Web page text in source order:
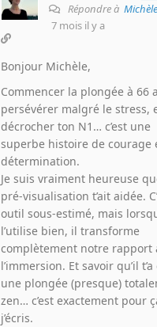
Répondre à
7 mois il y a
Bonjour Michèle,
Commencer la plongée à 66
persévérer malgré le stress,
décrocher ton N1… c’est une
superbe histoire de courage
détermination.
Je suis vraiment heureuse
pré-visualisation t’ait aidée.
outil sous-estimé, mais
l’utilise bien, il transforme
complètement notre rapport
l’immersion. Et savoir qu’il
une plongée (presque)
zen… c’est exactement pour
j’écris.